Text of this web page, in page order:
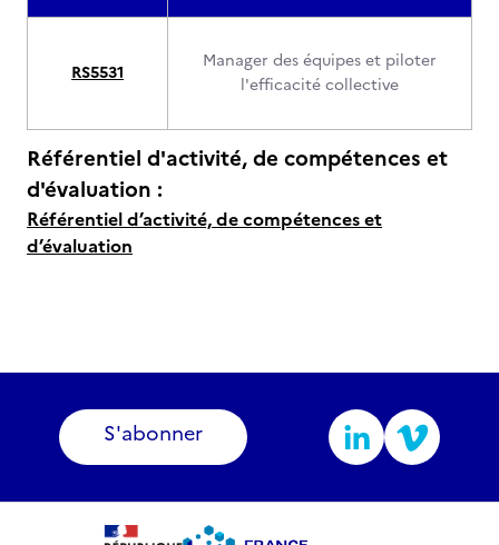
RS5531
Manager des équipes et piloter
l'efficacité collective
Référentiel d'activité, de compétences et
d'évaluation :
Référentiel d’activité, de compétences et
d’évaluation
S'abonner